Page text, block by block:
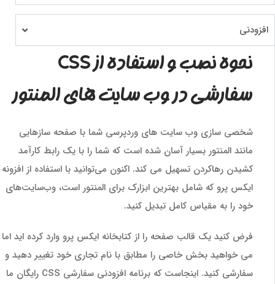
افزودنی
نحوه نصب و استفاده از CSS
سفارشی در وب سایت های المنتور
شخصی سازی وب سایت های وردپرسی شما با صفحه سازهایی
مانند المنتور بسیار آسان شده است که شما را با یک رابط کارآمد
کشیدن رهاکردن تسهیل می کند. اکنون می‌توانید با استفاده از افزونه‌
ایکس پرو که شامل بهترین ابزارک‌ برای المنتور است، وب‌سایت‌های
خود را به مقیاس کامل تبدیل کنید.
فرض کنید یک قالب صفحه را از کتابخانه ایکس پرو وارد کرده اید اما
می خواهید بخش خاصی را مطابق با نام تجاری خود تغییر دهید و
سفارشی کنید. اینجاست که برنامه افزودنی سفارشی CSS رایگان ما